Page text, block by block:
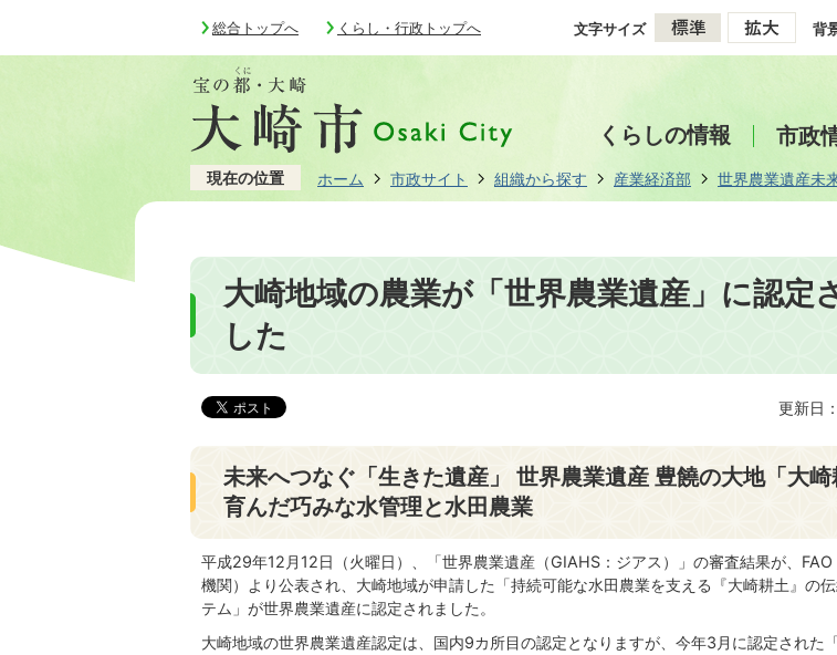
総合トップへ くらし・行政トップへ 文字サイズ 背
くらしの情報 市政
現在の位置 ホーム 市政サイト 組織から探す 産業経済部 世界農業遺産未
大崎地域の農業が「世界農業遺産」に認定
した
更新日
未来へつなぐ「生きた遺産」 世界農業遺産 豊饒の大地「大崎
育んだ巧みな水管理と水田農業
平成29年12月12日（火曜日）、「世界農業遺産（GIAHS：ジアス）」の審査結果が、
機関）より公表され、大崎地域が申請した「持続可能な水田農業を支える『大崎耕土』の
テム」が世界農業遺産に認定されました。
大崎地域の世界農業遺産認定は、国内9カ所目の認定となりますが、今年3月に認定された